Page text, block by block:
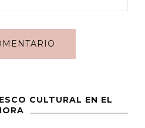
CULTURAL EN EL